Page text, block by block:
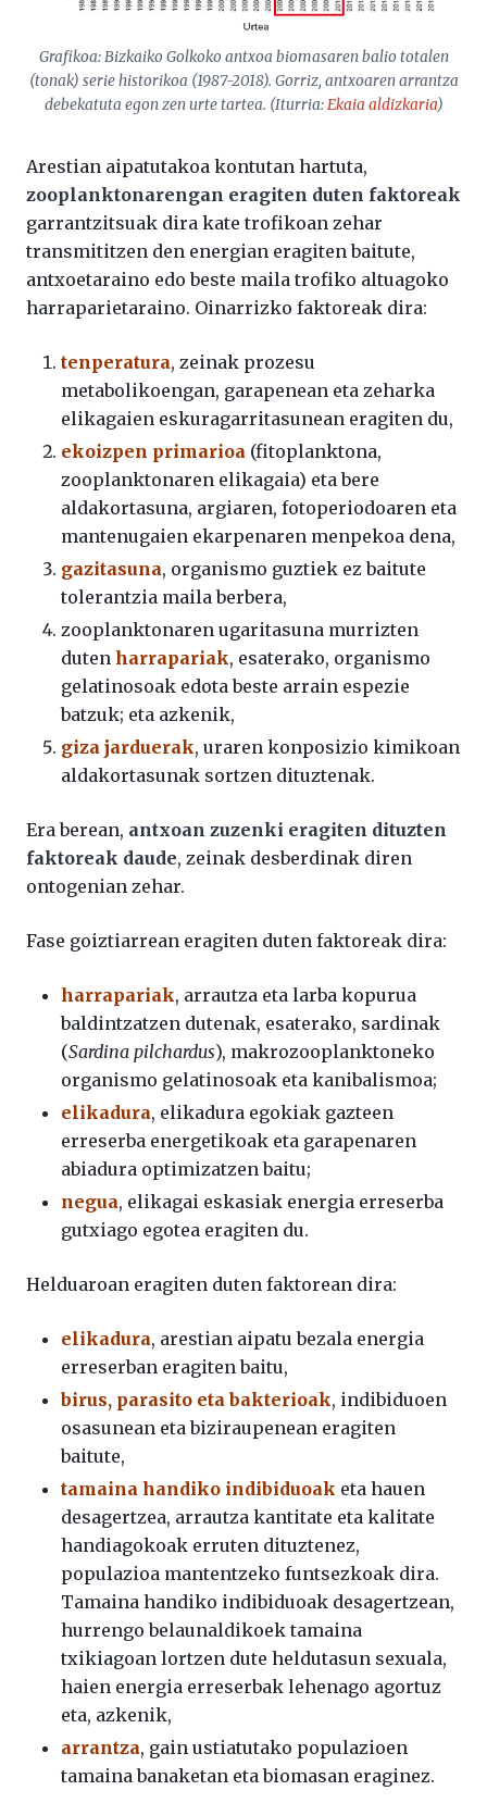
Grafikoa: Bizkaiko Golkoko antxoa biomasaren balio totalen
(tonak) serie historikoa (1987-2018). Gorriz, antxoaren arrantza
debekatuta egon zen urte tartea. (Iturria:Ekaia aldizkaria)
Arestian aipatutakoa kontutan hartuta,
zooplanktonarengan eragiten duten faktoreak
garrantzitsuak dira kate trofikoan zehar
transmititzen den energian eragiten baitute,
antxoetaraino edo beste maila trofiko altuagoko
harraparietaraino. Oinarrizko faktoreak dira:
tenperatura, zeinak prozesu
metabolikoengan, garapenean eta zeharka
elikagaien eskuragarritasunean eragiten du,
ekoizpen primarioa (fitoplanktona,
zooplanktonaren elikagaia) eta bere
aldakortasuna, argiaren, fotoperiodoaren eta
mantenugaien ekarpenaren menpekoa dena,
gazitasuna, organismo guztiek ez baitute
tolerantzia maila berbera,
zooplanktonaren ugaritasuna murrizten
duten harrapariak, esaterako, organismo
gelatinosoak edota beste arrain espezie
batzuk; eta azkenik,
giza jarduerak, uraren konposizio kimikoan
aldakortasunak sortzen dituztenak.
Era berean, antxoan zuzenki eragiten dituzten
faktoreak daude, zeinak desberdinak diren
ontogenian zehar.
Fase goiztiarrean eragiten duten faktoreak dira:
harrapariak, arrautza eta larba kopurua
baldintzatzen dutenak, esaterako, sardinak
(Sardina pilchardus), makrozooplanktoneko
organismo gelatinosoak eta kanibalismoa;
elikadura, elikadura egokiak gazteen
erreserba energetikoak eta garapenaren
abiadura optimizatzen baitu;
negua, elikagai eskasiak energia erreserba
gutxiago egotea eragiten du.
Helduaroan eragiten duten faktorean dira:
elikadura, arestian aipatu bezala energia
erreserban eragiten baitu,
birus, parasito eta bakterioak, indibiduoen
osasunean eta biziraupenean eragiten
baitute,
tamaina handiko indibiduoak eta hauen
desagertzea, arrautza kantitate eta kalitate
handiagokoak erruten dituztenez,
populazioa mantentzeko funtsezkoak dira.
Tamaina handiko indibiduoak desagertzean,
hurrengo belaunaldikoek tamaina
txikiagoan lortzen dute heldutasun sexuala,
haien energia erreserbak lehenago agortuz
eta, azkenik,
arrantza, gain ustiatutako populazioen
tamaina banaketan eta biomasan eraginez.